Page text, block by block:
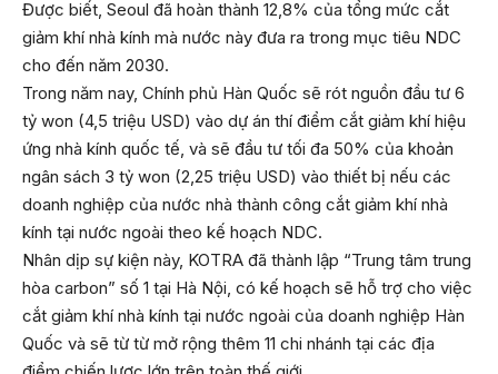
Được biết, Seoul đã hoàn thành 12,8% của tổng mức cắt
giảm khí nhà kính mà nước này đưa ra trong mục tiêu NDC
cho đến năm 2030.
Trong năm nay, Chính phủ Hàn Quốc sẽ rót nguồn đầu tư 6
tỷ won (4,5 triệu USD) vào dự án thí điểm cắt giảm khí hiệu
ứng nhà kính quốc tế, và sẽ đầu tư tối đa 50% của khoản
ngân sách 3 tỷ won (2,25 triệu USD) vào thiết bị nếu các
doanh nghiệp của nước nhà thành công cắt giảm khí nhà
kính tại nước ngoài theo kế hoạch NDC.
Nhân dịp sự kiện này, KOTRA đã thành lập “Trung tâm trung
hòa carbon” số 1 tại Hà Nội, có kế hoạch sẽ hỗ trợ cho việc
cắt giảm khí nhà kính tại nước ngoài của doanh nghiệp Hàn
Quốc và sẽ từ từ mở rộng thêm 11 chi nhánh tại các địa